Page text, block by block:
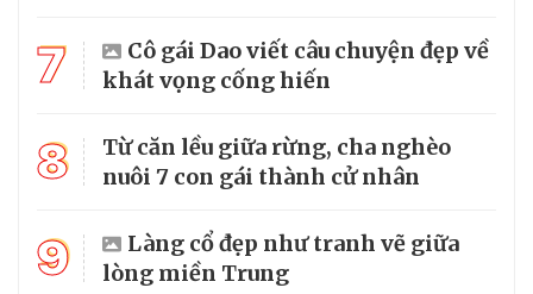
7
Cô gái Dao viết câu chuyện đẹp về
khát vọng cống hiến
8
Từ căn lều giữa rừng, cha nghèo
nuôi 7 con gái thành cử nhân
9
Làng cổ đẹp như tranh vẽ giữa
lòng miền Trung